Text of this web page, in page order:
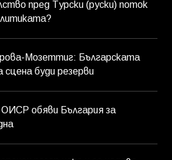
пред Турски (руски) поток
Мозеттиг: Българската
сцена буди резерви
ОИСР обяви България за